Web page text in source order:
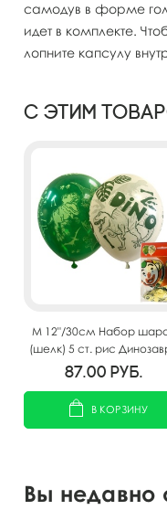
самодув в форме
идет в комплекте.
лопните капсулу
С этим
M 12"/30см Набор
(шелк) 5 ст. рис
5шт
87.00 руб.
В КОРЗИНУ
Вы недавно